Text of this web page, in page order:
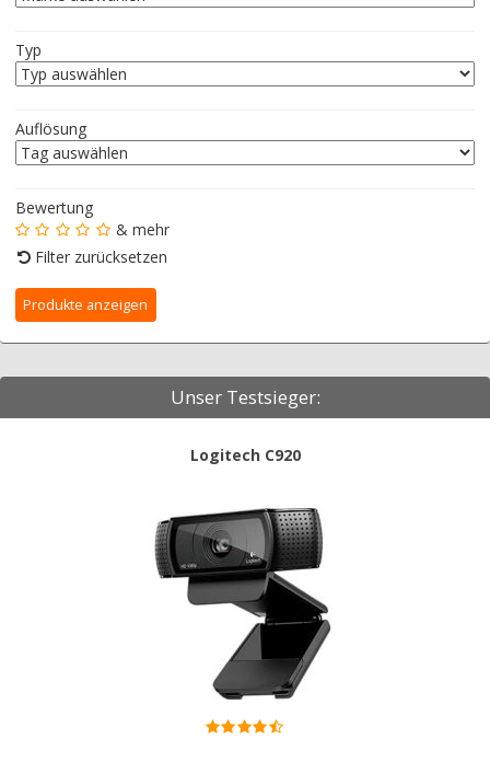
Typ
Auflösung
Bewertung
& mehr
Filter zurücksetzen
Unser Testsieger:
Logitech C920